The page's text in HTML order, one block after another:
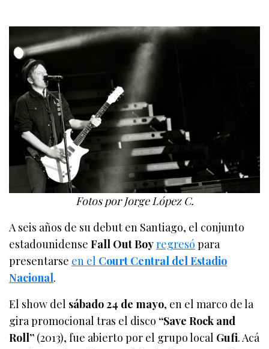
Fotos por Jorge López C.
A seis años de su debut en Santiago, el conjunto
estadounidenseFall Out Boyregresó para
presentarse en el Court Central del Estadio
Nacional.
El show del sábado 24 de mayo, en el marco de la
gira promocional tras el disco “Save Rock and
Roll” (2013), fue abierto por el grupo local Gufi. Acá